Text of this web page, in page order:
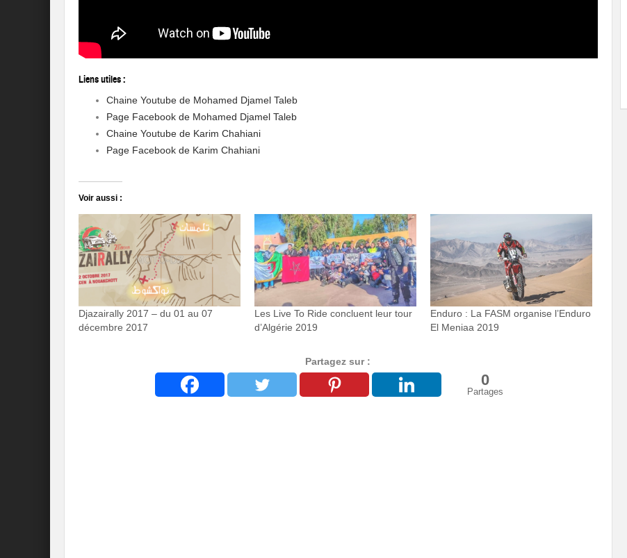
Liens utiles :
Chaine Youtube de Mohamed Djamel Taleb
Page Facebook de Mohamed Djamel Taleb
Chaine Youtube de Karim Chahiani
Page Facebook de Karim Chahiani
Voir aussi :
Djazairally 2017 – du 01 au 07
décembre 2017
Les Live To Ride concluent leur tour
d’Algérie 2019
Enduro : La FASM organise l’Enduro
El Meniaa 2019
Partagez sur :
0
Partages